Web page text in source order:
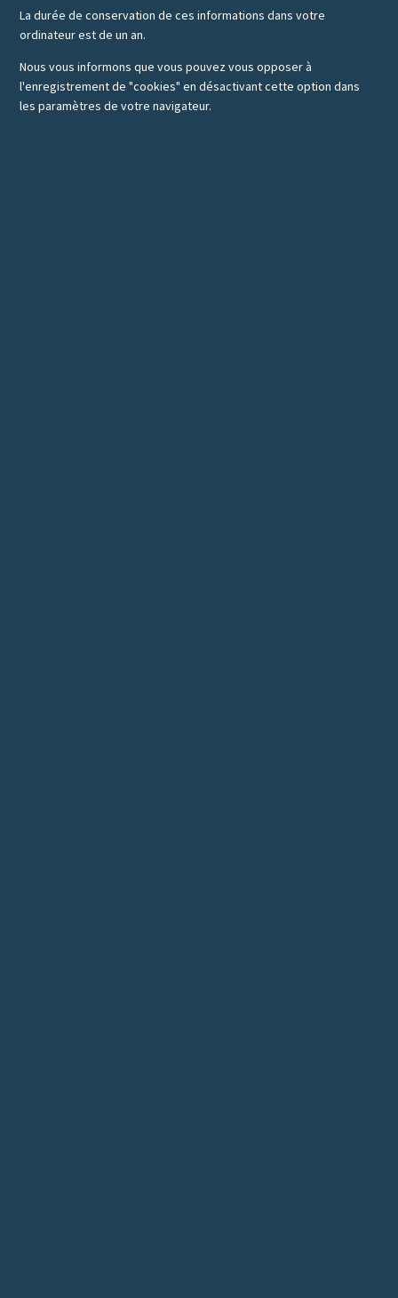
La durée de conservation de ces informations dans votre
ordinateur est de un an.
Nous vous informons que vous pouvez vous opposer à
l'enregistrement de "cookies" en désactivant cette option dans
les paramètres de votre navigateur.